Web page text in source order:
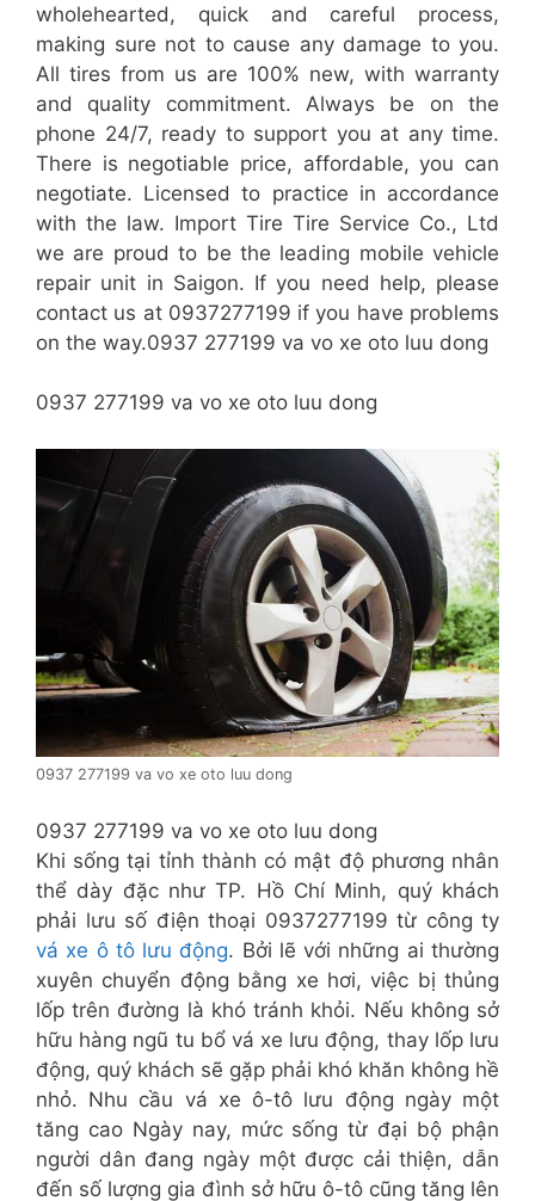
wholehearted, quick and careful process,
making sure not to cause any damage to you.
All tires from us are 100% new, with warranty
and quality commitment. Always be on the
phone 24/7, ready to support you at any time.
There is negotiable price, affordable, you can
negotiate. Licensed to practice in accordance
with the law. Import Tire Tire Service Co., Ltd
we are proud to be the leading mobile vehicle
repair unit in Saigon. If you need help, please
contact us at 0937277199 if you have problems
on the way.0937 277199 va vo xe oto luu dong
0937 277199 va vo xe oto luu dong
0937 277199 va vo xe oto luu dong
0937 277199 va vo xe oto luu dong
Khi sống tại tỉnh thành có mật độ phương nhân
thể dày đặc như TP. Hồ Chí Minh, quý khách
phải lưu số điện thoại 0937277199 từ công ty
vá xe ô tô lưu động. Bởi lẽ với những ai thường
xuyên chuyển động bằng xe hơi, việc bị thủng
lốp trên đường là khó tránh khỏi. Nếu không sở
hữu hàng ngũ tu bổ vá xe lưu động, thay lốp lưu
động, quý khách sẽ gặp phải khó khăn không hề
nhỏ. Nhu cầu vá xe ô-tô lưu động ngày một
tăng cao Ngày nay, mức sống từ đại bộ phận
người dân đang ngày một được cải thiện, dẫn
đến số lượng gia đình sở hữu ô-tô cũng tăng lên